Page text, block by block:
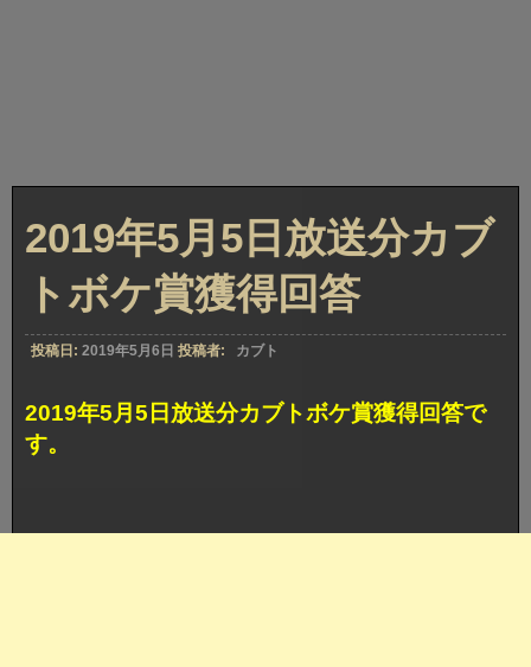
2019年5月5日放送分カブ
トボケ賞獲得回答
投稿日: 2019年5月6日 投稿者: カブト
2019年5月5日放送分カブトボケ賞獲得回答で
す。